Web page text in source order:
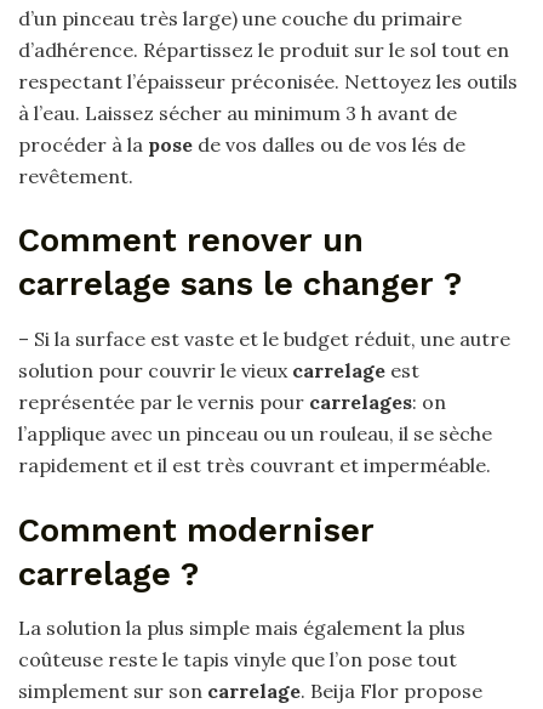
d’un pinceau très large) une couche du primaire
d’adhérence. Répartissez le produit sur le sol tout en
respectant l’épaisseur préconisée. Nettoyez les outils
à l’eau. Laissez sécher au minimum 3 h avant de
procéder à la pose de vos dalles ou de vos lés de
revêtement.
Comment renover un
carrelage sans le changer ?
– Si la surface est vaste et le budget réduit, une autre
solution pour couvrir le vieux carrelage est
représentée par le vernis pour carrelages: on
l’applique avec un pinceau ou un rouleau, il se sèche
rapidement et il est très couvrant et imperméable.
Comment moderniser
carrelage ?
La solution la plus simple mais également la plus
coûteuse reste le tapis vinyle que l’on pose tout
simplement sur son carrelage. Beija Flor propose